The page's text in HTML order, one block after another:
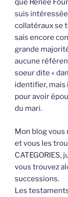
que Renée
suis
collatéraux se
sais encore
grande
aucune
soeur dite «
identifier, mais
pour avoir
du mari.
Mon blog
et vous les
CATEGORIES,
vous trouvez
successions.
Les